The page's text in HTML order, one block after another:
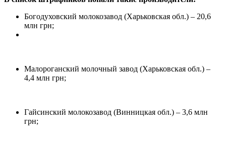
Богодуховский молокозавод (Харьковская обл.) – 20,6
млн грн;
Малороганский молочный завод (Харьковская обл.) –
4,4 млн грн;
Гайсинский молокозавод (Винницкая обл.) – 3,6 млн
грн;